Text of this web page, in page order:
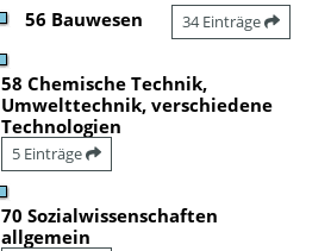
56 Bauwesen 34 Einträge
58 Chemische Technik,
Umwelttechnik, verschiedene
Technologien
5 Einträge
70 Sozialwissenschaften
allgemein